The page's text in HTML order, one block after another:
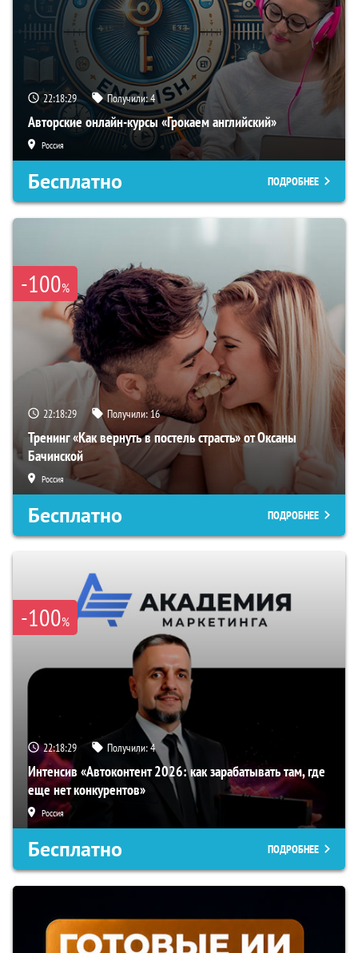
22:18:28 Получили:4
Авторские онлайн-курсы «Грокаем английский»
Россия
Бесплатно ПОДРОБНЕЕ
-100%
22:18:28 Получили:16
Тренинг «Как вернуть в постель страсть» от Оксаны
Бачинской
Россия
Бесплатно ПОДРОБНЕЕ
-100%
22:18:28 Получили:4
Интенсив «Автоконтент 2026: как зарабатывать там, где
еще нет конкурентов»
Россия
Бесплатно ПОДРОБНЕЕ